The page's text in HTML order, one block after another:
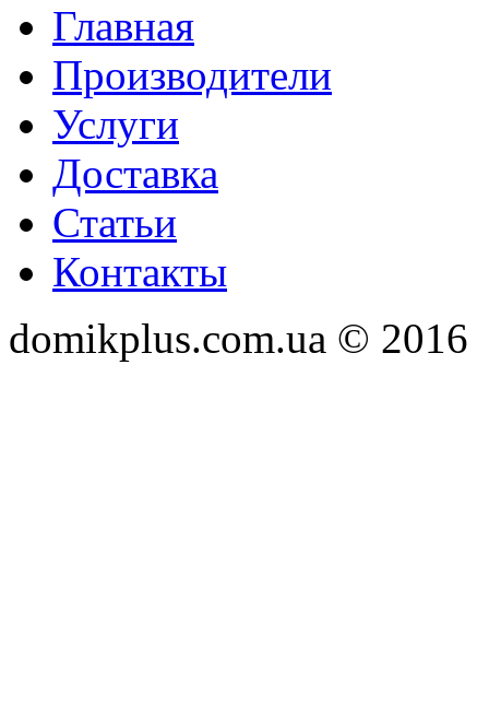
Главная
Производители
Услуги
Доставка
Статьи
Контакты
domikplus.com.ua © 2016